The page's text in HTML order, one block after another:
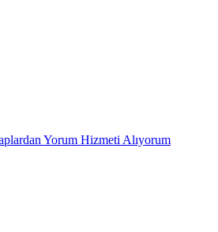
Yorum Hizmeti Alıyorum